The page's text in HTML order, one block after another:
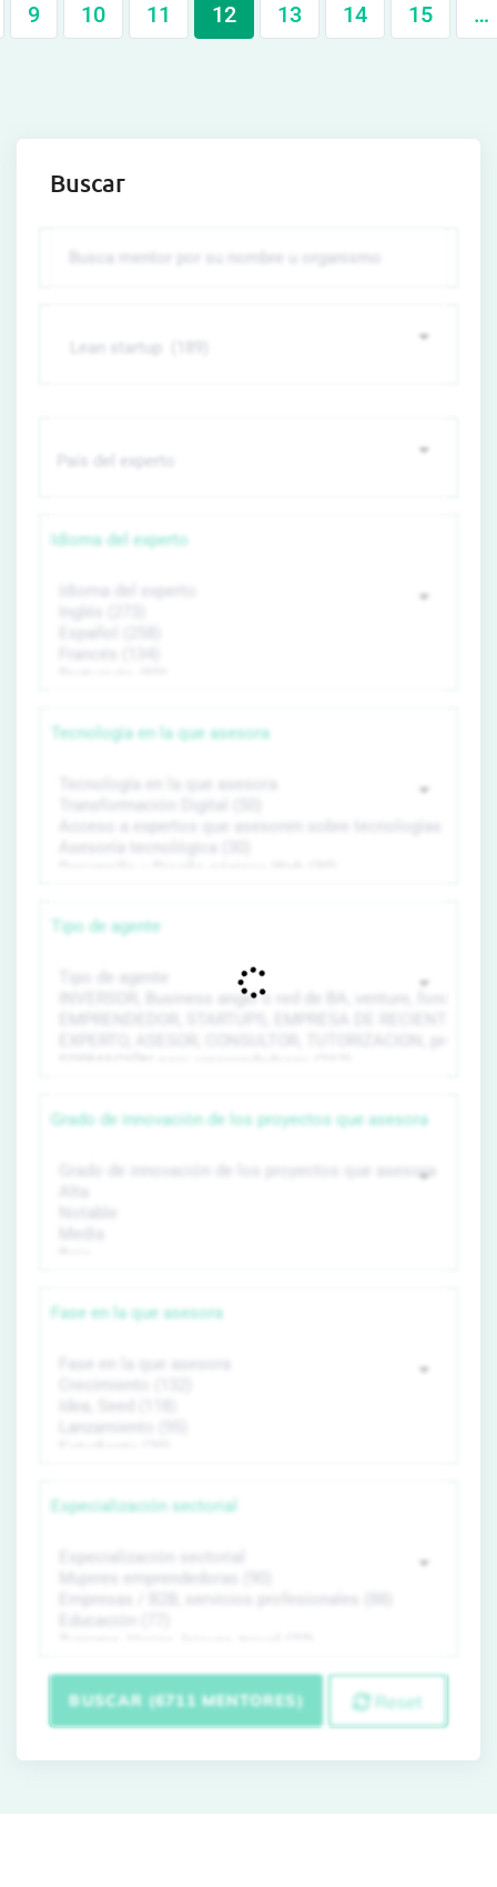
9 10 11 12 13 14 15 …
Buscar
Idioma del experto
Tecnología en la que asesora
Tipo de agente
Grado de innovación de los proyectos que asesora
Fase en la que asesora
Especialización sectorial
BUSCAR (6711 MENTORES) Reset